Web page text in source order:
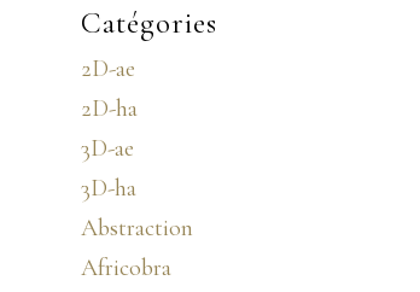
Catégories
2D-ae
2D-ha
3D-ae
3D-ha
Abstraction
Africobra